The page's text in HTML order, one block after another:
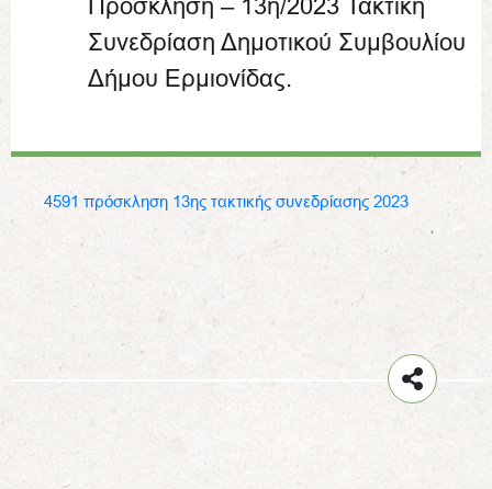
Πρόσκληση – 13η/2023 Τακτική
Συνεδρίαση Δημοτικού Συμβουλίου
Δήμου Ερμιονίδας.
4591 πρόσκληση 13ης τακτικής συνεδρίασης 2023